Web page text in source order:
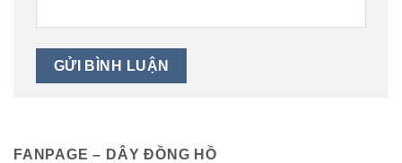
FANPAGE – DÂY ĐỒNG HỒ